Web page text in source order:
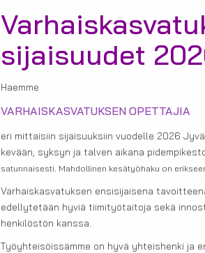
sijaisuudet
Haemme
VARHAISKASVATUKSEN OPETTAJIA
eri mittaisiin sijaisuuksiin vuodelle 2026
kevään, syksyn ja talven aikana
satunnaisesti. Mahdollinen kesätyöhaku on
Varhaiskasvatuksen ensisijaisena
edellytetään hyviä tiimityötaitoja sekä
henkilöstön kanssa.
Työyhteisöissämme on hyvä yhteishenki ja